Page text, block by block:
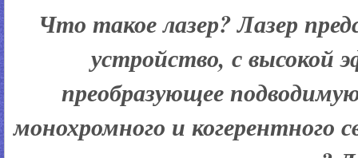
Что такое лазер? Лазер
устройство, с высокой
преобразующее
монохромного и когерентного